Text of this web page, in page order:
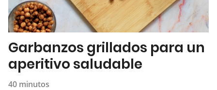
Garbanzos grillados para un
aperitivo saludable
40 minutos